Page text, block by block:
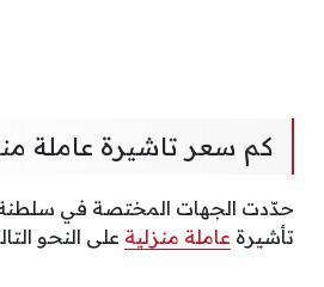
كم سعر تاشيرة عاملة
حدّدت الجهات المختصة في
تأشيرة عاملة منزلية على النحو